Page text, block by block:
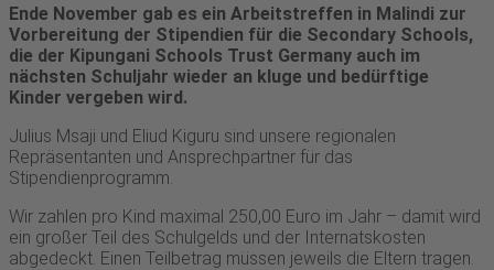
Ende November gab es ein Arbeitstreffen in Malindi zur
Vorbereitung der Stipendien für die Secondary Schools,
die der Kipungani Schools Trust Germany auch im
nächsten Schuljahr wieder an kluge und bedürftige
Kinder vergeben wird.
Julius Msaji und Eliud Kiguru sind unsere regionalen
Repräsentanten und Ansprechpartner für das
Stipendienprogramm.
Wir zahlen pro Kind maximal 250,00 Euro im Jahr – damit wird
ein großer Teil des Schulgelds und der Internatskosten
abgedeckt. Einen Teilbetrag müssen jeweils die Eltern tragen.